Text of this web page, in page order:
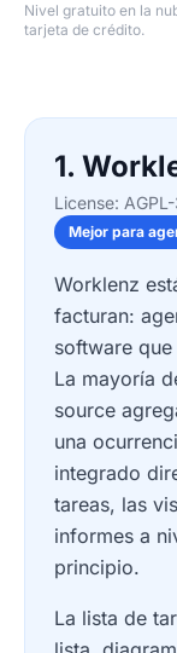
Nivel gratuito en la
tarjeta de crédito.
1.
License:
Mejor para
Worklenz
facturan:
software
La mayoría
source
una
integrado
tareas, las
informes a
principio.
La lista de